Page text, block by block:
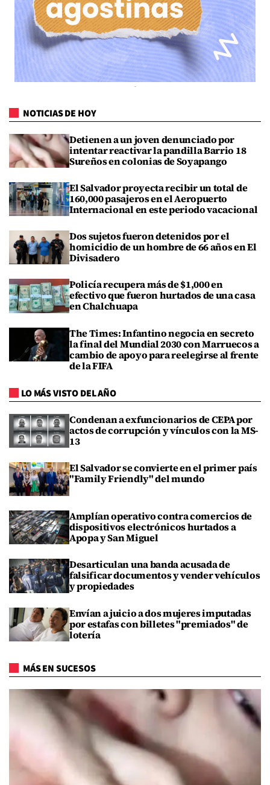
NOTICIAS DE HOY
Detienen a un joven denunciado por
intentar reactivar la pandilla Barrio 18
Sureños en colonias de Soyapango
El Salvador proyecta recibir un total de
160,000 pasajeros en el Aeropuerto
Internacional en este periodo vacacional
Dos sujetos fueron detenidos por el
homicidio de un hombre de 66 años en El
Divisadero
Policía recupera más de $1,000 en
efectivo que fueron hurtados de una casa
en Chalchuapa
The Times: Infantino negocia en secreto
la final del Mundial 2030 con Marruecos a
cambio de apoyo para reelegirse al frente
de la FIFA
LO MÁS VISTO DEL AÑO
Condenan a exfuncionarios de CEPA por
actos de corrupción y vínculos con la MS-
13
El Salvador se convierte en el primer país
"Family Friendly" del mundo
Amplían operativo contra comercios de
dispositivos electrónicos hurtados a
Apopa y San Miguel
Desarticulan una banda acusada de
falsificar documentos y vender vehículos
y propiedades
Envían a juicio a dos mujeres imputadas
por estafas con billetes "premiados" de
lotería
MÁS EN SUCESOS